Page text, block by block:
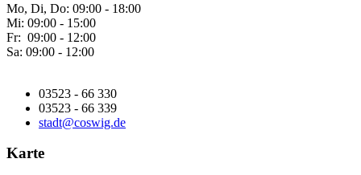
Mo, Di, Do: 09:00 - 18:00
Mi: 09:00 - 15:00
Fr: 09:00 - 12:00
Sa: 09:00 - 12:00
03523 - 66 330
03523 - 66 339
stadt@coswig.de
Karte